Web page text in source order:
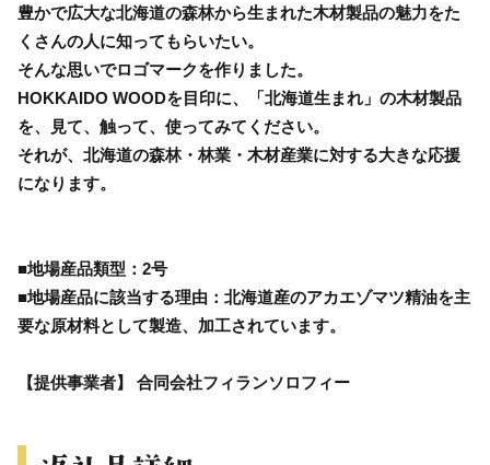
豊かで広大な北海道の森林から生まれた木材製品の魅力をた
くさんの人に知ってもらいたい。
そんな思いでロゴマークを作りました。
HOKKAIDO WOODを目印に、「北海道生まれ」の木材製品
を、見て、触って、使ってみてください。
それが、北海道の森林・林業・木材産業に対する大きな応援
になります。
■地場産品類型：2号
■地場産品に該当する理由：北海道産のアカエゾマツ精油を主
要な原材料として製造、加工されています。
【提供事業者】 合同会社フィランソロフィー